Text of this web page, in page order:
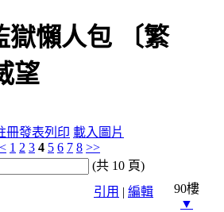
獄懶人包 〔繁
望
冊發表列印 載入圖片
1 2 3 4 5 6 7 8 >>
(共 10 頁)
引用 | 編輯
90樓
▼